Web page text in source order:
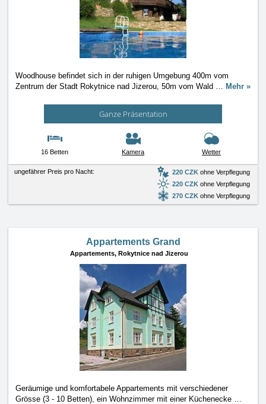
Woodhouse befindet sich in der ruhigen Umgebung 400m vom
Zentrum der Stadt Rokytnice nad Jizerou, 50m vom Wald … Mehr »
Ganze Präsentation
16 Betten Kamera Wetter
ungefährer Preis pro Nacht: 220 CZK ohne Verpflegung
220 CZK ohne Verpflegung
270 CZK ohne Verpflegung
Appartements Grand
Appartements, Rokytnice nad Jizerou
Geräumige und komfortabele Appartements mit verschiedener
Grösse (3 - 10 Betten), ein Wohnzimmer mit einer Küchenecke …